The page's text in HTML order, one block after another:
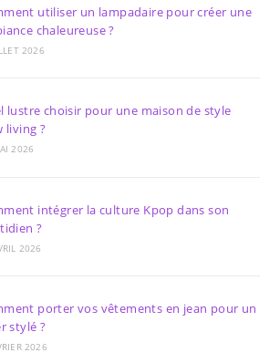
utiliser un lampadaire pour créer une
chaleureuse ?
2026
lustre choisir pour une maison de style
living ?
2026
intégrer la culture Kpop dans son
?
2026
porter vos vêtements en jean pour un
stylé ?
2026